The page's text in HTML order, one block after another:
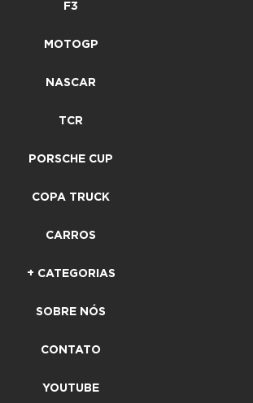
F3
MOTOGP
NASCAR
TCR
PORSCHE CUP
COPA TRUCK
CARROS
+ CATEGORIAS
SOBRE NÓS
CONTATO
YOUTUBE